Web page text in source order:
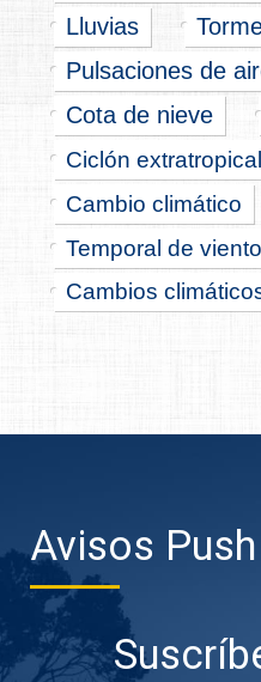
Lluvias
Pulsaciones de
Cota de nieve
Ciclón extratropical
Cambio climático
Temporal de viento
Cambios
Avisos Push